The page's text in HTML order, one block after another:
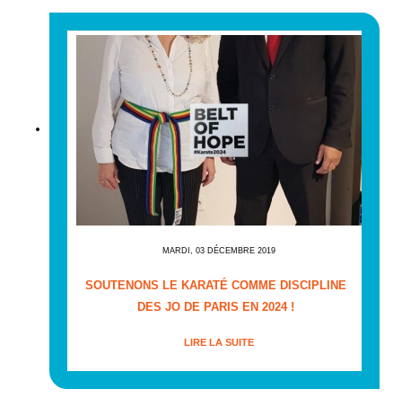
MARDI, 03 DÉCEMBRE 2019
SOUTENONS LE KARATÉ COMME DISCIPLINE
DES JO DE PARIS EN 2024 !
LIRE LA SUITE